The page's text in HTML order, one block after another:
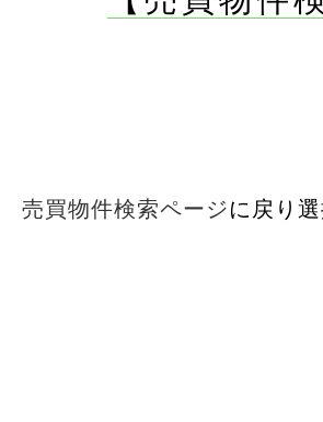
売買物件検索ページに戻り